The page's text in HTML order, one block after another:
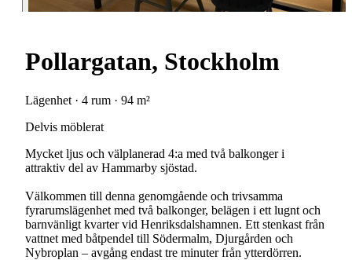
Pollargatan, Stockholm
Lägenhet · 4 rum · 94 m²
Delvis möblerat
Mycket ljus och välplanerad 4:a med två balkonger i
attraktiv del av Hammarby sjöstad.
Välkommen till denna genomgående och trivsamma
fyrarumslägenhet med två balkonger, belägen i ett lugnt och
barnvänligt kvarter vid Henriksdalshamnen. Ett stenkast från
vattnet med båtpendel till Södermalm, Djurgården och
Nybroplan – avgång endast tre minuter från ytterdörren.